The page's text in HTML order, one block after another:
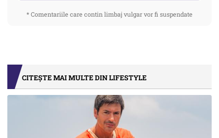
* Comentariile care contin limbaj vulgar vor fi suspendate
CITEȘTE MAI MULTE DIN LIFESTYLE